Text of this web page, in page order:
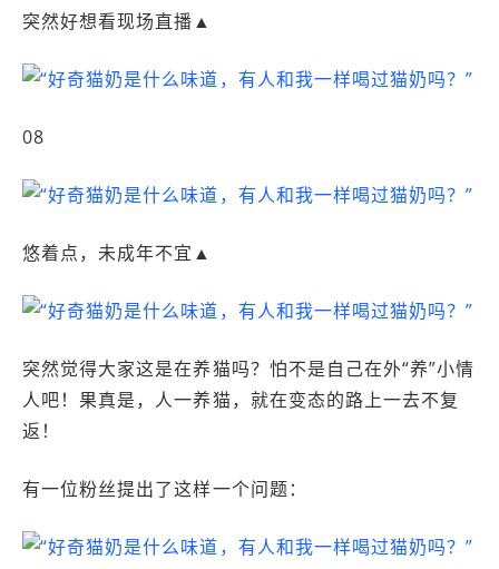
突然好想看现场直播▲
08
悠着点，未成年不宜▲
突然觉得大家这是在养猫吗？怕不是自己在外“养”小情
人吧！果真是，人一养猫，就在变态的路上一去不复
返！
有一位粉丝提出了这样一个问题：